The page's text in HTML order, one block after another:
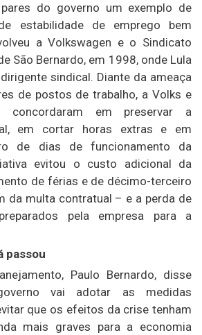
do governo um exemplo de
estabilidade de emprego bem
a Volkswagen e o Sindicato
São Bernardo, em 1998, onde Lula
sindical. Diante da ameaça
de postos de trabalho, a Volks e
concordaram em preservar a
em cortar horas extras e em
de dias de funcionamento da
evitou o custo adicional da
de férias e de décimo-terceiro
da multa contratual – e a perda de
pela empresa para a
passou
Paulo Bernardo, disse
vai adotar as medidas
que os efeitos da crise tenham
mais graves para a economia